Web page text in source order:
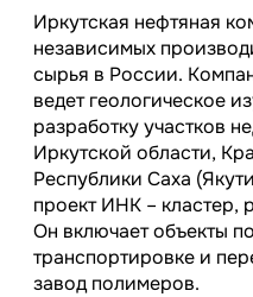
Иркутская нефтяная
независимых
сырья в России.
ведет геологическое
разработку участков
Иркутской области,
Республики Саха
проект ИНК – кластер,
Он включает объекты
транспортировке и
завод полимеров.